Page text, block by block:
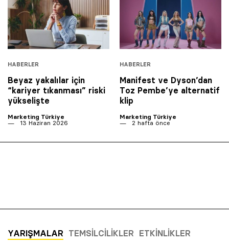
HABERLER
Beyaz yakalılar için
“kariyer tıkanması” riski
yükselişte
Marketing Türkiye
13 Haziran 2026
HABERLER
Manifest ve Dyson’dan
Toz Pembe’ye alternatif
klip
Marketing Türkiye
2 hafta önce
YARIŞMALAR TEMSILCILIKLER ETKINLIKLER